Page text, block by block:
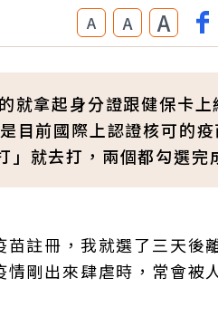
A A A
就拿起身分證跟健保卡上
目前國際上認證核可的疫
就去打，兩個都勾選完
註冊，我就選了三天後
剛出來肆虐時，常會被